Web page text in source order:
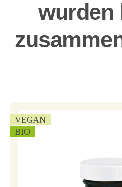
wurden
VEGAN
BIO